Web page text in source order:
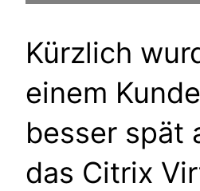
Kürzlich
einem
besser spät
das Citrix